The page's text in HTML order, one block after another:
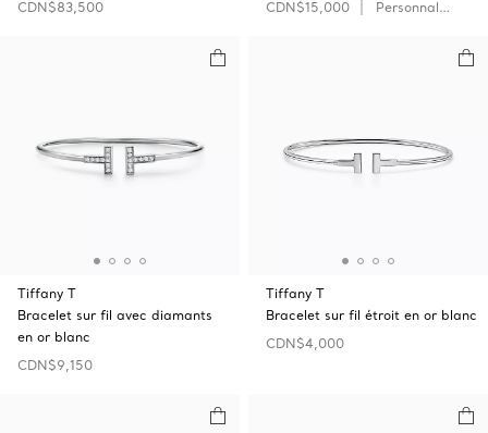
CDN$83,500
CDN$15,000
Personnaliser
Tiffany T
Bracelet sur fil avec diamants
en or blanc
CDN$9,150
Tiffany T
Bracelet sur fil étroit en or blanc
CDN$4,000